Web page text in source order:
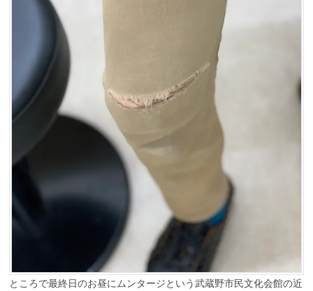
ところで最終日のお昼にムンタージという武蔵野市民文化会館の近